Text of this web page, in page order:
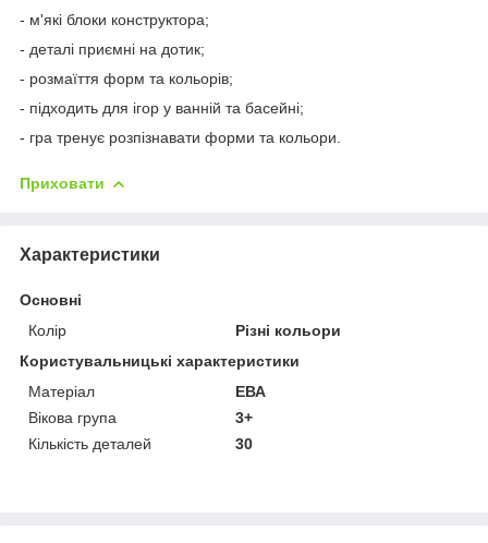
- м'які блоки конструктора;
- деталі приємні на дотик;
- розмаїття форм та кольорів;
- підходить для ігор у ванній та басейні;
- гра тренує розпізнавати форми та кольори.
Приховати
Характеристики
Основні
Колір
Різні кольори
Користувальницькі характеристики
Матеріал
ЕВА
Вікова група
3+
Кількість деталей
30